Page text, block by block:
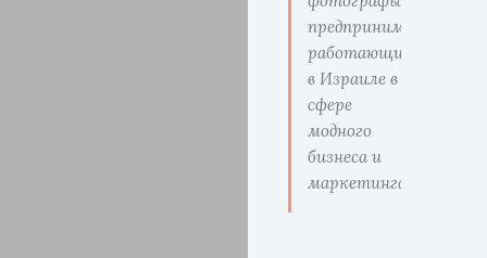
предприниматели
работающие
в Израиле в
сфере
модного
бизнеса и
маркетинга.